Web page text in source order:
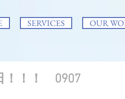
SERVICES OUR
！！！ 0907